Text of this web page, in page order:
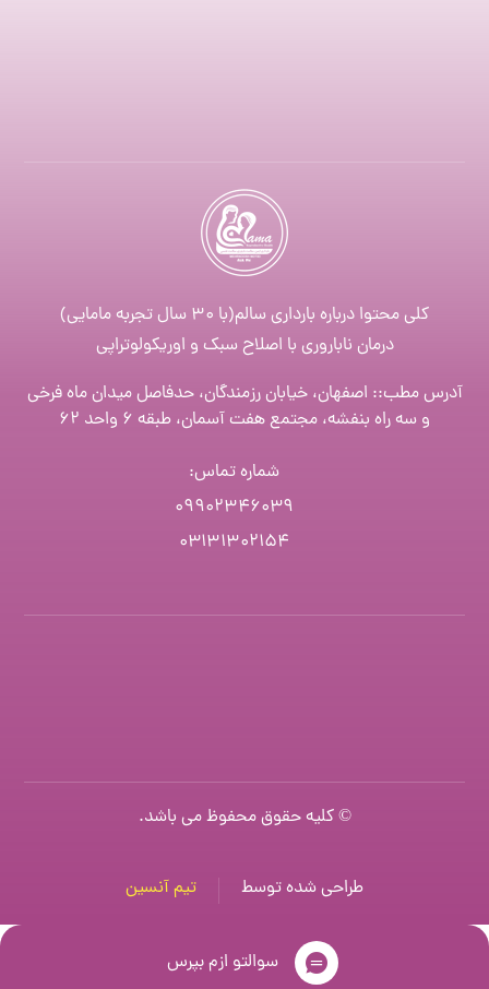
کلی محتوا درباره بارداری سالم(با ۳۰ سال تجربه مامایی)
درمان ناباروری با اصلاح سبک و اوریکولوتراپی
آدرس مطب:: اصفهان، خیابان رزمندگان، حدفاصل میدان ماه فرخی
و سه راه بنفشه، مجتمع هفت آسمان، طبقه ۶ واحد ۶۲
شماره تماس:
۰۹۹۰۲۳۴۶۰۳۹
۰۳۱۳۱۳۰۲۱۵۴
© کلیه حقوق محفوظ می باشد.
تیم آنسین طراحی شده توسط
سوالتو ازم بپرس